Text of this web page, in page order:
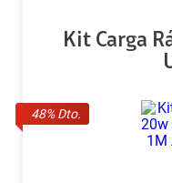
48% Dto.
Kit Carga